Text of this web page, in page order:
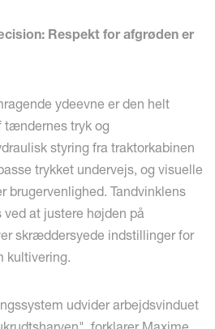
Respekt for afgrøden er
ydeevne er den helt
tryk og
styring fra traktorkabinen
trykket undervejs, og visuelle
brugervenlighed. Tandvinklens
at justere højden på
skræddersyede indstillinger for
kultivering.
udvider arbejdsvinduet